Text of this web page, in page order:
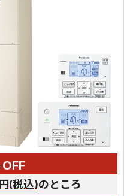
OFF
(税込)のところ